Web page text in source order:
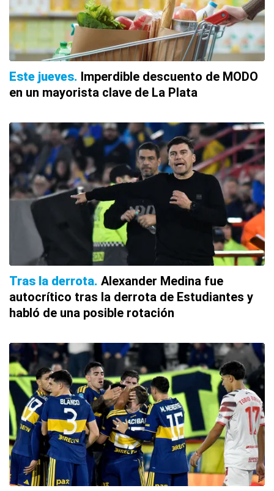
Este jueves Imperdible descuento de MODO
en un mayorista clave de La Plata
Tras la derrota Alexander Medina fue
autocrítico tras la derrota de Estudiantes y
habló de una posible rotación